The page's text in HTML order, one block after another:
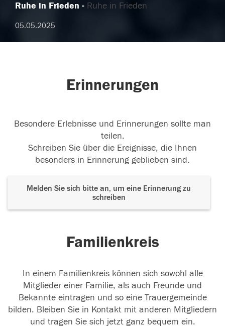
Ruhe in Frieden Ruhe in Frieden
05.05.2025
Erinnerungen
Besondere Erlebnisse und Erinnerungen sollte man
teilen.
Schreiben Sie über die Ereignisse, die Ihnen
besonders in Erinnerung geblieben sind.
Melden Sie sich bitte an, um eine Erinnerung zu
schreiben
Familienkreis
In einem Familienkreis können sich sowohl alle
Mitglieder einer Familie, als auch Freunde und
Bekannte eintragen und so eine Trauergemeinde
bilden. Bleiben Sie in Kontakt mit anderen Mitgliedern
und tragen Sie sich jetzt ganz bequem ein.